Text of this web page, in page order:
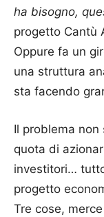
ha bisogno,
progetto Cantù
Oppure fa un
una struttura
sta facendo
Il problema
quota di
investitori…
progetto
Tre cose,